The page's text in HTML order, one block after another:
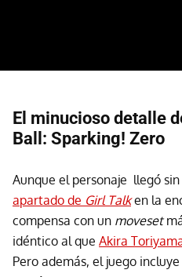
El minucioso detalle
Ball: Sparking! Zero
Aunque el personaje llegó
apartado de Girl Talken la
compensa con un moveset
idéntico al que Akira
Pero además, el juego